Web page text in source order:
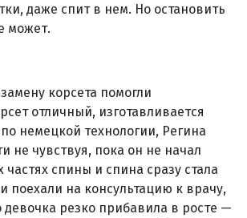
даже спит в нем. Но остановить
может.
корсета помогли
отличный, изготавливается
немецкой технологии, Регина
не чувствуя, пока он не начал
спины и спина сразу стала
поехали на консультацию к врачу,
девочка резко прибавила в росте —